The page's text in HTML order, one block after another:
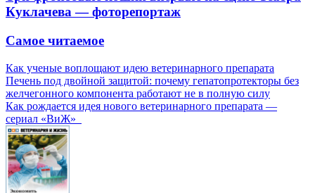
Куклачева — фоторепортаж
Самое читаемое
Как ученые воплощают идею ветеринарного препарата
Печень под двойной защитой: почему гепатопротекторы без
желчегонного компонента работают не в полную силу
Как рождается идея нового ветеринарного препарата —
сериал «ВиЖ»